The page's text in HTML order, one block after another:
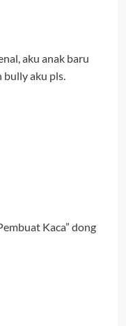
aku anak baru
bully aku pls.
Kaca” dong